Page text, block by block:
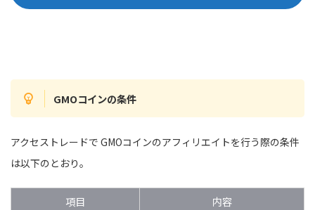
GMOコインの条件
アクセストレードで GMOコインのアフィリエイトを行う際の条件
は以下のとおり。
項目
内容